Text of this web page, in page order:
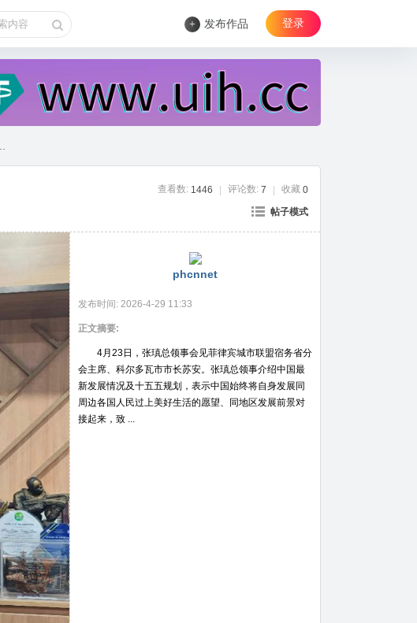
+ 发布作品 登录
查看数: 1446 评论数: 7 收藏 0
帖子模式
phcnnet
发布时间: 2026-4-29 11:33
正文摘要:
4月23日，张瑱总领事会见菲律宾城市联盟宿务省分
会主席、科尔多瓦市市长苏安。张瑱总领事介绍中国最
新发展情况及十五五规划，表示中国始终将自身发展同
周边各国人民过上美好生活的愿望、同地区发展前景对
接起来，致 ...